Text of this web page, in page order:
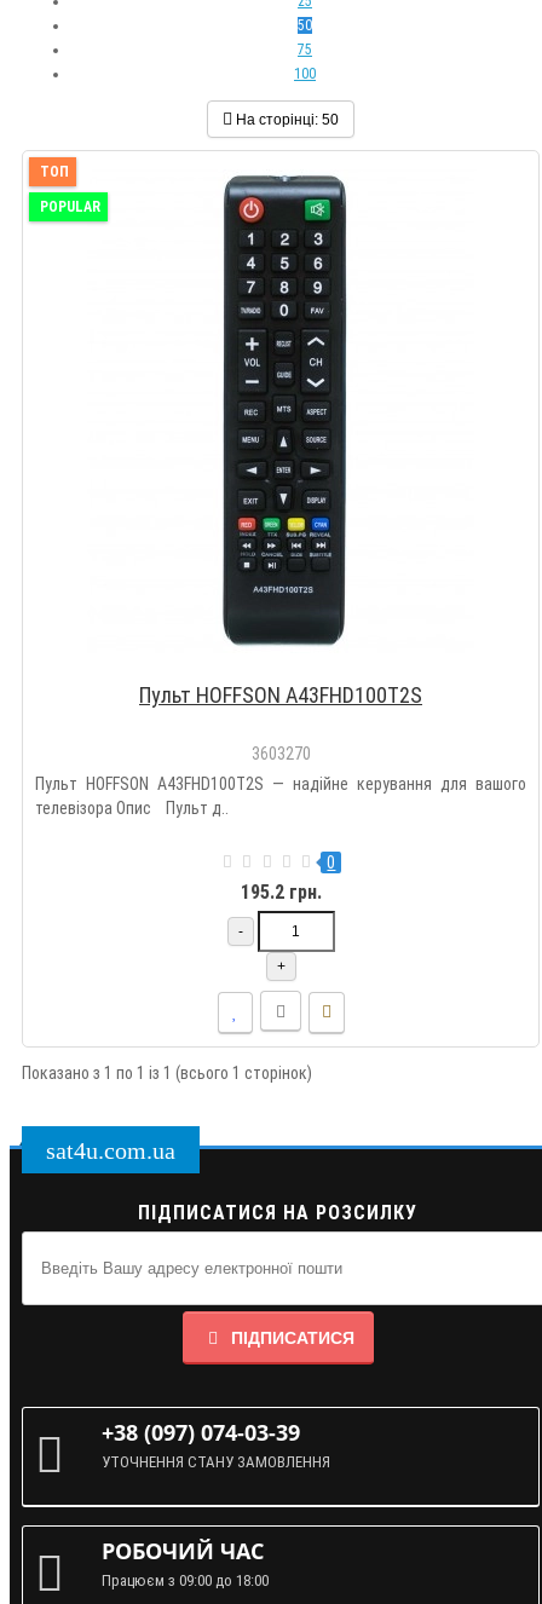
50
75
100
На сторінці: 50
ТОП
POPULAR
Пульт HOFFSON A43FHD100T2S
3603270
Пульт HOFFSON A43FHD100T2S — надійне керування для вашого
телевізора Опис Пульт д..
0
195.2 грн.
-
+
Показано з 1 по 1 із 1 (всього 1 сторінок)
sat4u.com.ua
ПІДПИСАТИСЯ НА РОЗСИЛКУ
ПІДПИСАТИСЯ
+38 (097) 074-03-39
УТОЧНЕННЯ СТАНУ ЗАМОВЛЕННЯ
РОБОЧИЙ ЧАС
Працюєм з 09:00 до 18:00